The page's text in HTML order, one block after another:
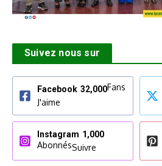
Suivez nous sur
Facebook 32,000Fans
J'aime
Instagram 1,000
AbonnésSuivre